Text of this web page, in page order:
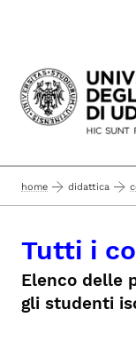
Passa al
home didattica
Tutti i
Elenco delle
gli studenti